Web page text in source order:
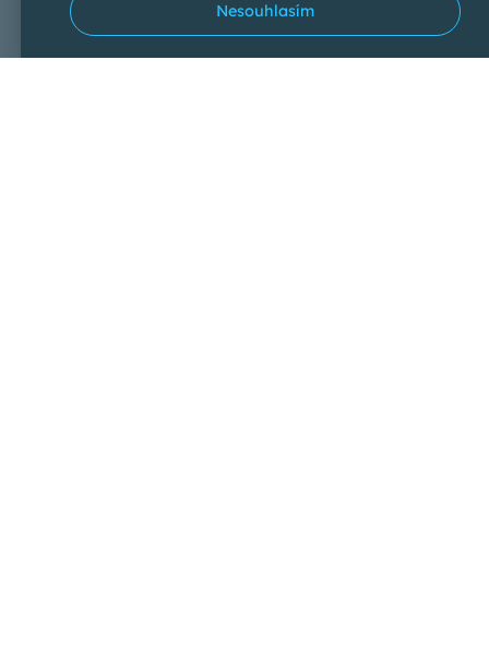
Přihlášení Vyhledávání Domů
Vytvořte svůj
Svoji inzerci můžete přidat
Nesouhlasím